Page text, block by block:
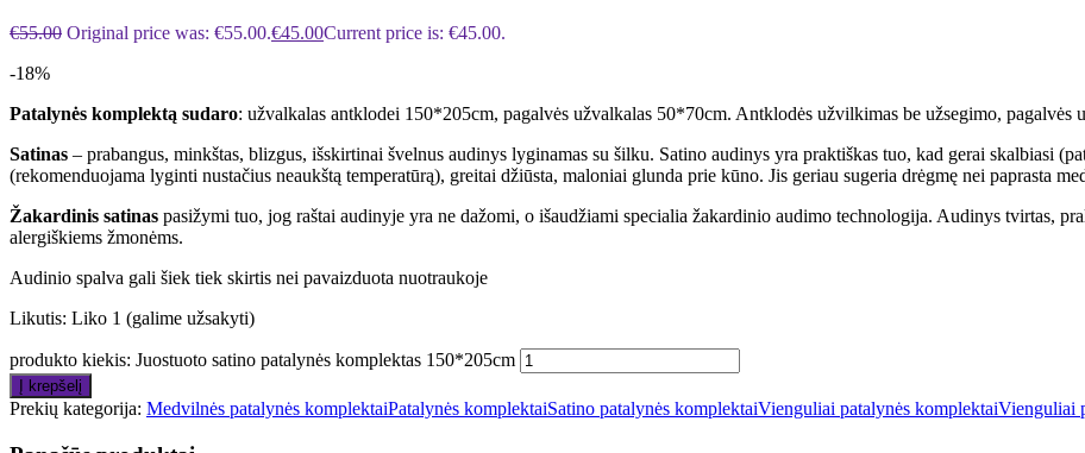
€55.00 Original price was: €55.00.€45.00Current price is: €45.00.
-18%
Patalynės komplektą sudaro: užvalkalas antklodei 150*205cm, pagalvės užvalkalas 50*70cm. Antklodės užvilkimas be užsegimo, pagalvės
Satinas – prabangus, minkštas, blizgus, išskirtinai švelnus audinys lyginamas su šilku. Satino audinys yra praktiškas tuo, kad gerai skalbiasi
(rekomenduojama lyginti nustačius neaukštą temperatūrą), greitai džiūsta, maloniai glunda prie kūno. Jis geriau sugeria drėgmę nei paprasta
Žakardinis satinas pasižymi tuo, jog raštai audinyje yra ne dažomi, o išaudžiami specialia žakardinio audimo technologija. Audinys tvirtas,
alergiškiems žmonėms.
Audinio spalva gali šiek tiek skirtis nei pavaizduota nuotraukoje
Likutis: Liko 1 (galime užsakyti)
produkto kiekis: Juostuoto satino patalynės komplektas 150*205cm
Į krepšelį
Prekių kategorija: Medvilnės patalynės komplektaiPatalynės komplektaiSatino patalynės komplektaiVienguliai patalynės komplektaiVienguliai